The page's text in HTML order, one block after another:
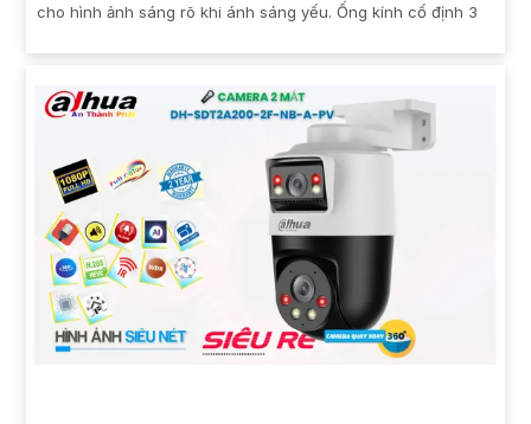
cho hình ảnh sáng rõ khi ánh sáng yếu. Ống kính cố định 3